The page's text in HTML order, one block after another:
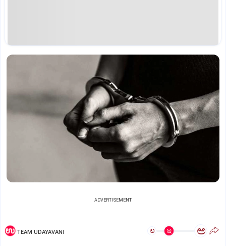
ADVERTISEMENT
TEAM UDAYAVANI ಅ ಅ